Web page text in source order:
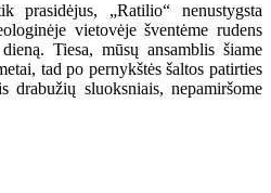
prasidėjus, „Ratilio“ nenustygsta
vietovėje šventėme rudens
Tiesa, mūsų ansamblis šiame
tad po pernykštės šaltos patirties
drabužių sluoksniais, nepamiršome